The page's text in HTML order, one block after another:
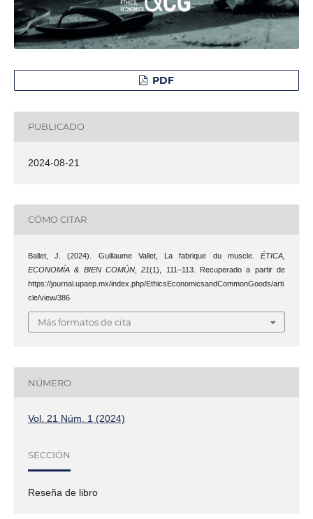
PDF
PUBLICADO
2024-08-21
CÓMO CITAR
Ballet, J. (2024). Guillaume Vallet, La fabrique du muscle.ÉTICA,
ECONOMÍA & BIEN COMÚN ,21(1), 111–113. Recuperado a partir de
https://journal.upaep.mx/index.php/EthicsEconomicsandCommonGoods/arti
cle/view/386
Más formatos de cita
NÚMERO
Vol. 21 Núm. 1 (2024)
SECCIÓN
Reseña de libro